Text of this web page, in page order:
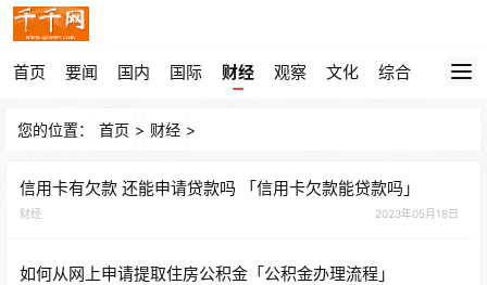
首页 要闻 国内 国际 财经 观察 文化 综合
您的位置： 首页 > 财经 >
信用卡有欠款 还能申请贷款吗 「信用卡欠款能贷款吗」
财经 2023年05月18日
如何从网上申请提取住房公积金「公积金办理流程」